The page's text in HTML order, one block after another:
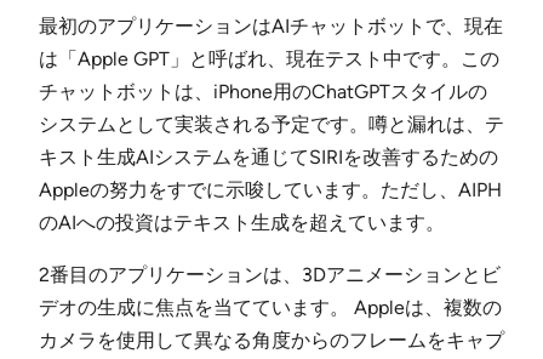
最初のアプリケーションはAIチャットボットで、現在
は「Apple GPT」と呼ばれ、現在テスト中です。この
チャットボットは、iPhone用のChatGPTスタイルの
システムとして実装される予定です。噂と漏れは、テ
キスト生成AIシステムを通じてSIRIを改善するための
Appleの努力をすでに示唆しています。ただし、AIPH
のAIへの投資はテキスト生成を超えています。
2番目のアプリケーションは、3Dアニメーションとビ
デオの生成に焦点を当てています。 Appleは、複数の
カメラを使用して異なる角度からのフレームをキャプ